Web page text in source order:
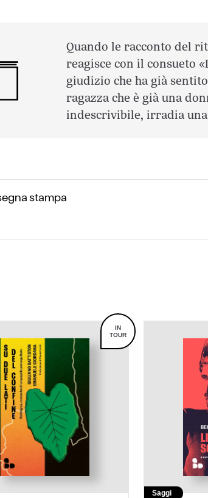
Quando le racconto del
reagisce con il consueto
giudizio che ha già
ragazza che è già una
indescrivibile, irradia
stampa
IN
TOUR
Saggi